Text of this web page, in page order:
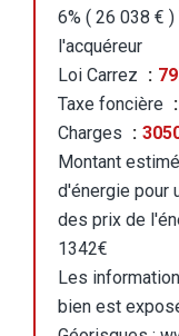
6% ( 26 038 €
l'acquéreur
Loi Carrez
Taxe foncière
Charges
Montant
d'énergie pour
des prix de
1342€
Les
bien est